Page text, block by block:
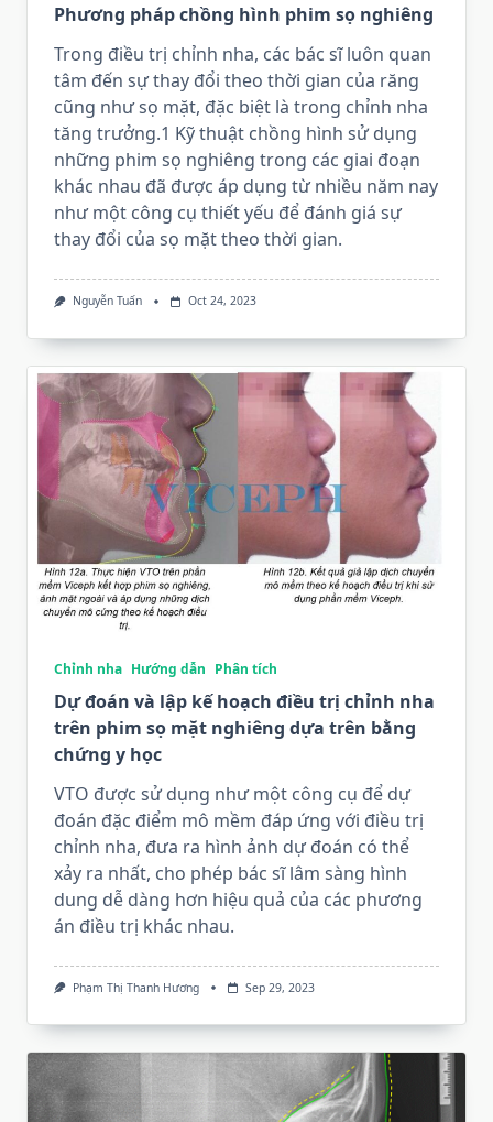
Phương pháp chồng hình phim sọ nghiêng
Trong điều trị chỉnh nha, các bác sĩ luôn quan
tâm đến sự thay đổi theo thời gian của răng
cũng như sọ mặt, đặc biệt là trong chỉnh nha
tăng trưởng.1 Kỹ thuật chồng hình sử dụng
những phim sọ nghiêng trong các giai đoạn
khác nhau đã được áp dụng từ nhiều năm nay
như một công cụ thiết yếu để đánh giá sự
thay đổi của sọ mặt theo thời gian.
Nguyễn Tuấn Oct 24, 2023
Chỉnh nha Hướng dẫn Phân tích
Dự đoán và lập kế hoạch điều trị chỉnh nha
trên phim sọ mặt nghiêng dựa trên bằng
chứng y học
VTO được sử dụng như một công cụ để dự
đoán đặc điểm mô mềm đáp ứng với điều trị
chỉnh nha, đưa ra hình ảnh dự đoán có thể
xảy ra nhất, cho phép bác sĩ lâm sàng hình
dung dễ dàng hơn hiệu quả của các phương
án điều trị khác nhau.
Phạm Thị Thanh Hương Sep 29, 2023